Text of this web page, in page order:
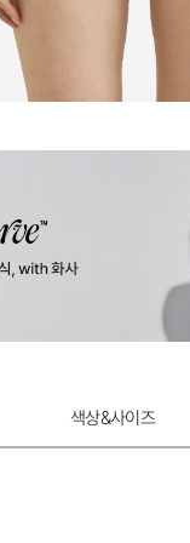
색상&사이즈